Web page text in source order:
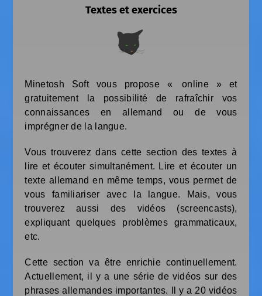
Textes et exercices
Minetosh Soft vous propose « online » et
gratuitement la possibilité de rafraîchir vos
connaissances en allemand ou de vous
imprégner de la langue.
Vous trouverez dans cette section des textes à
lire et écouter simultanément. Lire et écouter un
texte allemand en même temps, vous permet de
vous familiariser avec la langue. Mais, vous
trouverez aussi des vidéos (screencasts),
expliquant quelques problèmes grammaticaux,
etc.
Cette section va être enrichie continuellement.
Actuellement, il y a une série de vidéos sur des
phrases allemandes importantes. Il y a 20 vidéos